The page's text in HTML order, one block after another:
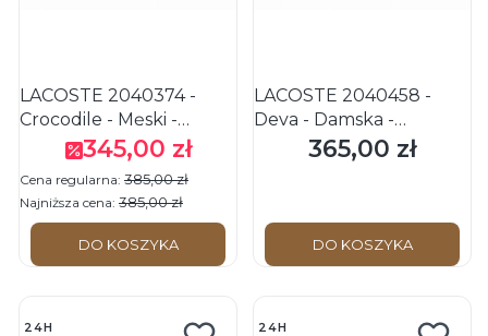
LACOSTE 2040374 -
Crocodile - Męski -
Bransoletka ze stali
nierdzewnej - Złota
Cena promocyjna
345,00 zł
Cena regularna: 385,00 zł
Najniższa cena: 385,00 zł
DO KOSZYKA
LACOSTE 2040458 -
Deva - Damska -
Bransoletka ze stali
nierdzewnej - Złota
Cena
365,00 zł
DO KOSZYKA
24H
24H